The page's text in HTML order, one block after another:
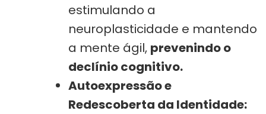
estimulando a
neuroplasticidade e mantendo
a mente ágil, prevenindo o
declínio cognitivo.
Autoexpressão e
Redescoberta da Identidade: